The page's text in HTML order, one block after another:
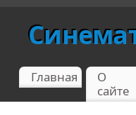
Главная
О
сайте